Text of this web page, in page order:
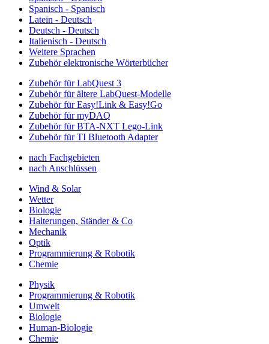
Spanisch - Spanisch
Latein - Deutsch
Deutsch - Deutsch
Italienisch - Deutsch
Weitere Sprachen
Zubehör elektronische Wörterbücher
Zubehör für LabQuest 3
Zubehör für ältere LabQuest-Modelle
Zubehör für Easy!Link & Easy!Go
Zubehör für myDAQ
Zubehör für BTA-NXT Lego-Link
Zubehör für TI Bluetooth Adapter
nach Fachgebieten
nach Anschlüssen
Wind & Solar
Wetter
Biologie
Halterungen, Ständer & Co
Mechanik
Optik
Programmierung & Robotik
Chemie
Physik
Programmierung & Robotik
Umwelt
Biologie
Human-Biologie
Chemie